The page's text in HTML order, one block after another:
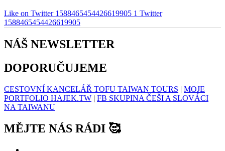
Like on Twitter 1588465454426619905 1 Twitter
1588465454426619905
NÁŠ NEWSLETTER
DOPORUČUJEME
CESTOVNÍ KANCELÁŘ TOFU TAIWAN TOURS | MOJE
PORTFOLIO HAJEK.TW | FB SKUPINA ČEŠI A SLOVÁCI
NA TAIWANU
MĚJTE NÁS RÁDI 🥰